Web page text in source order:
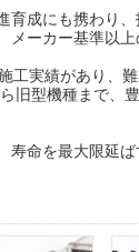
育成にも携わり
ーカー基準以上
工実績があり、
旧型機種まで、
寿命を最大限延